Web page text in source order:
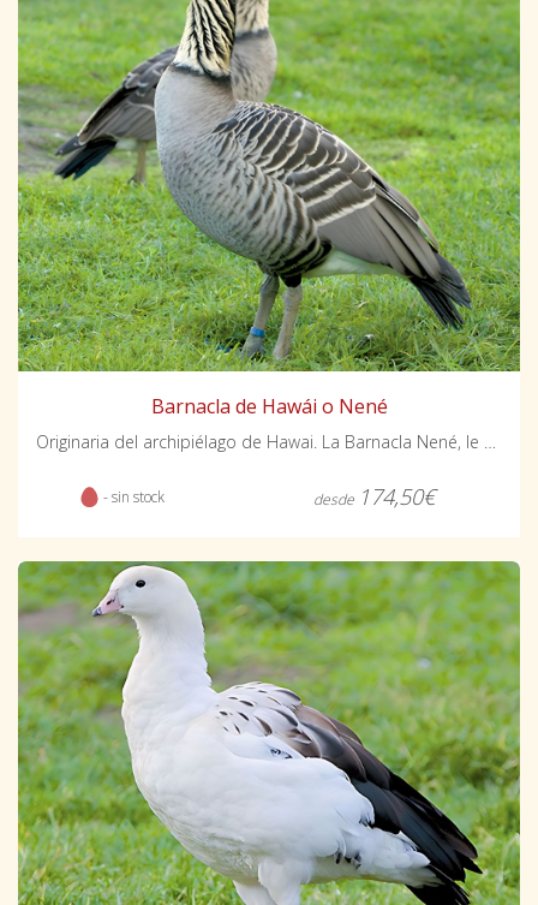
Barnacla de Hawái o Nené
Originaria del archipiélago de Hawai. La Barnacla Nené, le sorprenderá por ser un ave muy entrañable y familiar
- sin stock desde 174,50€